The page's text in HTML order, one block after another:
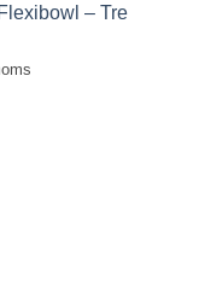
– Tre